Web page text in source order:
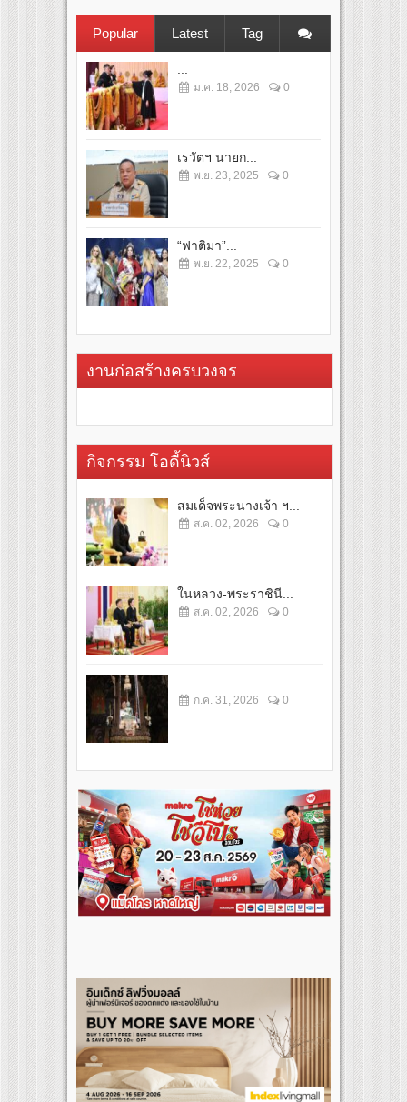
Popular Latest Tag
ม.ค. 18, 2026 0
เรวัตฯ นายก...
พ.ย. 23, 2025 0
“ฟาติมา”...
พ.ย. 22, 2025 0
งานก่อสร้างครบวงจร
กิจกรรม โอดี้นิวส์
สมเด็จพระนางเจ้า ฯ...
ส.ค. 02, 2026 0
ในหลวง-พระราชินี...
ส.ค. 02, 2026 0
ก.ค. 31, 2026 0